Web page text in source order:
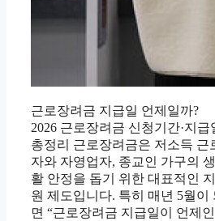
근로장려금 지급일 언제일까?
2026 근로장려금 신청기간·지급
총정리 근로장려금은 저소득 근
자와 자영업자, 종교인 가구의 생
활 안정을 돕기 위한 대표적인 지
원 제도입니다. 특히 매년 5월이
면 “근로장려금 지급일이 언제인